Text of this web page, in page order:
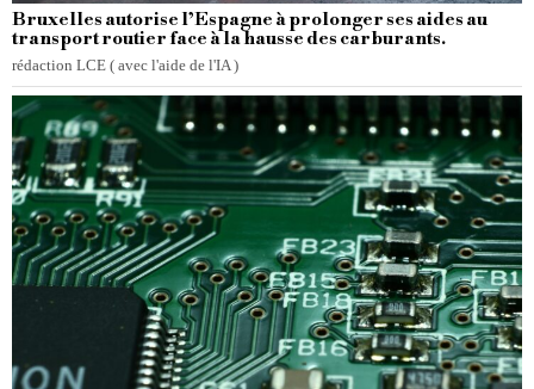
Bruxelles autorise l’Espagne à prolonger ses aides au
transport routier face à la hausse des carburants.
rédaction LCE ( avec l'aide de l'IA )